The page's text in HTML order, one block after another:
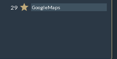
29 GoogleMaps